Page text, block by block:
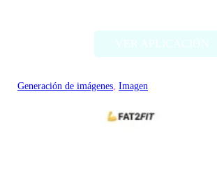
Generación de imágenes, Imagen